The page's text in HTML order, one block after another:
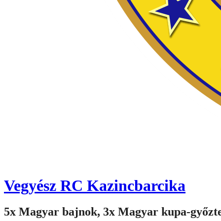
Vegyész RC Kazincbarcika
5x Magyar bajnok, 3x Magyar kupa-